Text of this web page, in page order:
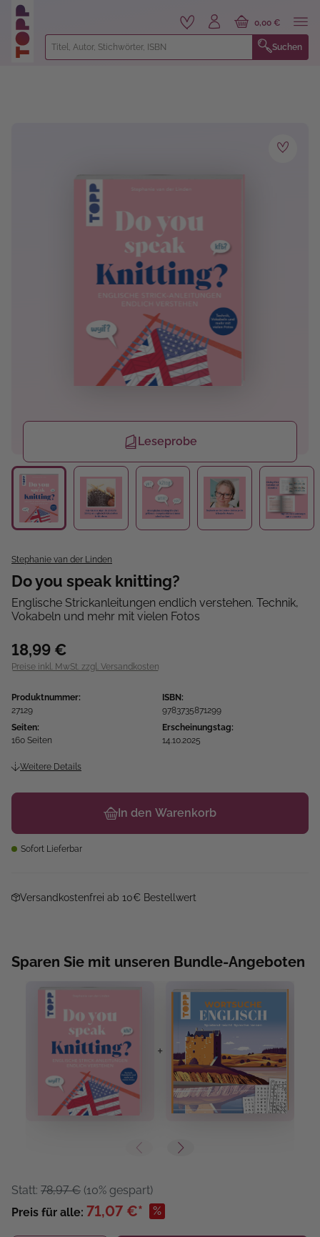
springen
Suchen
0,00 €
Leseprobe
Stephanie van der Linden
Do you speak knitting?
Englische Strickanleitungen endlich verstehen. Technik,
Vokabeln und mehr mit vielen Fotos
18,99 €
Preise inkl. MwSt. zzgl. Versandkosten
Produktnummer:
27129
ISBN:
9783735871299
Seiten:
160 Seiten
Erscheinungstag:
14.10.2025
Weitere Details
In den Warenkorb
Sofort Lieferbar
Versandkostenfrei ab 10€ Bestellwert
Sparen Sie mit unseren Bundle-Angeboten
+
Statt: 78,97 € (10% gespart)
Preis für alle: 71,07 €* %